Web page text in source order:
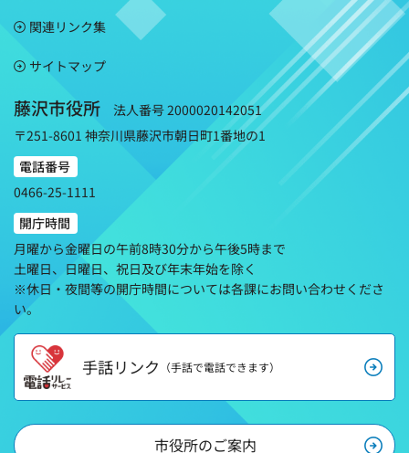
関連リンク集
サイトマップ
藤沢市役所
法人番号 2000020142051
〒251-8601 神奈川県藤沢市朝日町1番地の1
電話番号
0466-25-1111
開庁時間
月曜から金曜日の午前8時30分から午後5時まで
土曜日、日曜日、祝日及び年末年始を除く
※休日・夜間等の開庁時間については各課にお問い合わせくださ
い。
手話リンク （手話で電話できます）
市役所のご案内